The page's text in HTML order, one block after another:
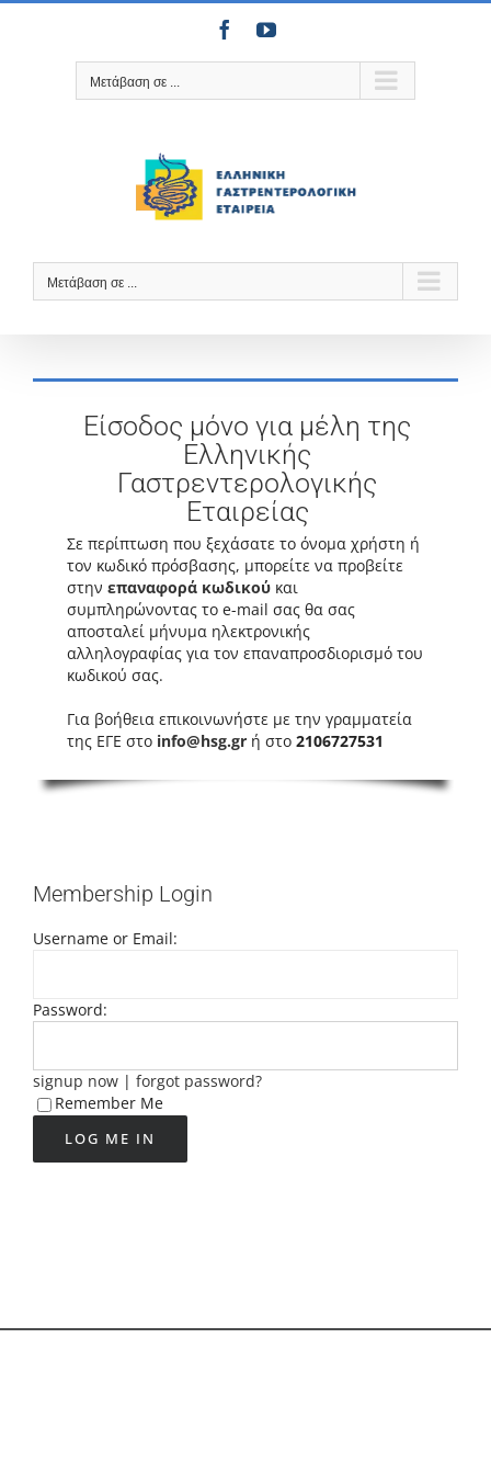
Μετάβαση
FacebookYouTube
Μετάβαση σε ...
Μετάβαση σε ...
Είσοδος μόνο για μέλη της
Ελληνικής
Γαστρεντερολογικής
Εταιρείας
Σε περίπτωση που ξεχάσατε το όνομα χρήστη ή
τον κωδικό πρόσβασης, μπορείτε να προβείτε
στην επαναφορά κωδικού και
συμπληρώνοντας το e-mail σας θα σας
αποσταλεί μήνυμα ηλεκτρονικής
αλληλογραφίας για τον επαναπροσδιορισμό του
κωδικού σας.
Για βοήθεια επικοινωνήστε με την γραμματεία
της ΕΓΕ στο info@hsg.gr ή στο 2106727531
Membership Login
Username or Email:
Password:
signup now | forgot password?
Remember Me